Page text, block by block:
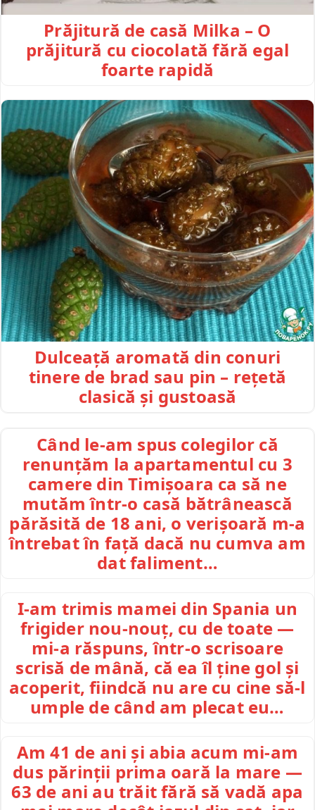
Prăjitură de casă Milka – O
prăjitură cu ciocolată fără egal
foarte rapidă
Dulceață aromată din conuri
tinere de brad sau pin – rețetă
clasică și gustoasă
Când le-am spus colegilor că
renunțăm la apartamentul cu 3
camere din Timișoara ca să ne
mutăm într-o casă bătrânească
părăsită de 18 ani, o verișoară m-a
întrebat în față dacă nu cumva am
dat faliment…
I-am trimis mamei din Spania un
frigider nou-nouț, cu de toate —
mi-a răspuns, într-o scrisoare
scrisă de mână, că ea îl ține gol și
acoperit, fiindcă nu are cu cine să-l
umple de când am plecat eu…
Am 41 de ani și abia acum mi-am
dus părinții prima oară la mare —
63 de ani au trăit fără să vadă apa